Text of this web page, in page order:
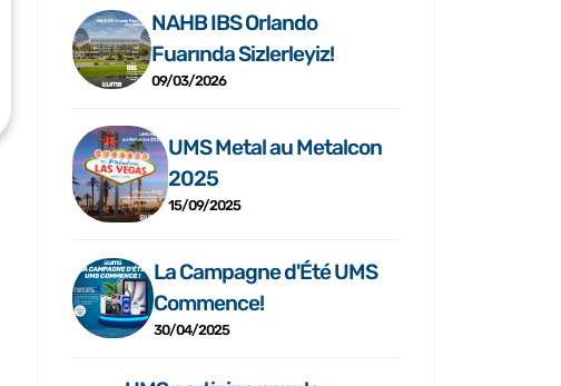
NAHB IBS Orlando
Fuarında Sizlerleyiz!
09/03/2026
UMS Metal au Metalcon
2025
15/09/2025
La Campagne d'Été UMS
Commence!
30/04/2025